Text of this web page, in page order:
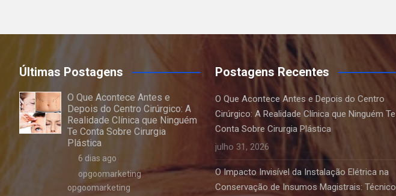
Últimas Postagens
O Que Acontece Antes e
Depois do Centro Cirúrgico: A
Realidade Clínica que Ninguém
Te Conta Sobre Cirurgia
Plástica
6 dias ago
opgoomarketing
opgoomarketing
Postagens Recentes
O Que Acontece Antes e Depois do Centro
Cirúrgico: A Realidade Clínica que Ninguém Te
Conta Sobre Cirurgia Plástica
julho 31, 2026
O Impacto Invisível da Instalação Elétrica na
Conservação de Insumos Magistrais: Técnico